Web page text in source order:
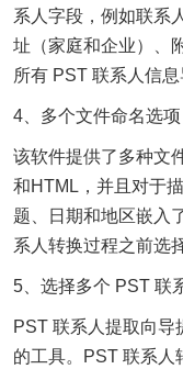
系人字段，例如联系
址（家庭和企业）、
所有 PST 联系人信息
4、多个文件命名选项
该软件提供了多种文
和HTML，并且对于
题、日期和地区嵌入
系人转换过程之前选
5、选择多个 PST 联
PST 联系人提取向导
的工具。PST 联系人